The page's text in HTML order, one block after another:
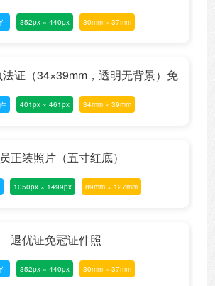
352px × 440px 30mm × 37mm
证（34×39mm，透明无背景）免
冠证件照
401px × 461px 34mm × 39mm
正装照片（五寸红底）
1050px × 1499px 89mm × 127mm
退优证免冠证件照
352px × 440px 30mm × 37mm